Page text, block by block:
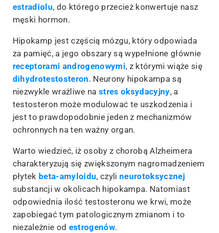
estradiolu, do którego przecież konwertuje nasz
męski hormon.
Hipokamp jest częścią mózgu, który odpowiada
za pamięć, a jego obszary są wypełnione głównie
receptorami androgenowymi, z którymi wiąże się
dihydrotestosteron. Neurony hipokampa są
niezwykle wrażliwe na stres oksydacyjny, a
testosteron może modulować te uszkodzenia i
jest to prawdopodobnie jeden z mechanizmów
ochronnych na ten ważny organ.
Warto wiedzieć, iż osoby z chorobą Alzheimera
charakteryzują się zwiększonym nagromadzeniem
płytek beta-amyloidu, czylineurotoksycznej
substancji w okolicach hipokampa. Natomiast
odpowiednia ilość testosteronu we krwi, może
zapobiegać tym patologicznym zmianom i to
niezależnie od estrogenów.